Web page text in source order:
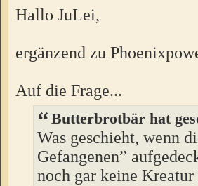
Hallo JuLei,
ergänzend zu
Auf die Frage...
Butterbrotbär hat
Was geschieht, wenn
Gefangenen”
noch gar keine